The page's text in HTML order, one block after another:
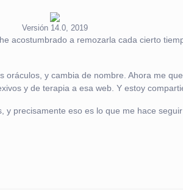
Versión 14.0, 2019
acostumbrado a remozarla cada cierto
y cambia de nombre. Ahora me
y de terapia a esa web. Y estoy
precisamente eso es lo que me hace